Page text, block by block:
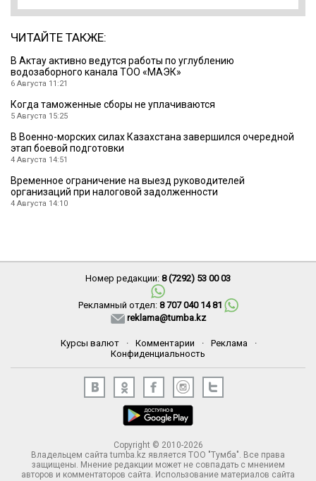
ЧИТАЙТЕ ТАКЖЕ:
В Актау активно ведутся работы по углублению
водозаборного канала ТОО «МАЭК»
6 Августа 11:21
Когда таможенные сборы не уплачиваются
5 Августа 15:25
В Военно-морских силах Казахстана завершился очередной
этап боевой подготовки
4 Августа 14:51
Временное ограничение на выезд руководителей
организаций при налоговой задолженности
4 Августа 14:10
Номер редакции: 8 (7292) 53 00 03
Рекламный отдел: 8 707 040 14 81
reklama@tumba.kz
Курсы валют · Комментарии · Реклама
·
Конфиденциальность
Copyright © 2010-2026
Владельцем сайта tumba.kz является ТОО "Тумба". Все права
защищены. Мнение редакции может не совпадать с мнением
авторов и комментаторов сайта. Использование материалов сайта